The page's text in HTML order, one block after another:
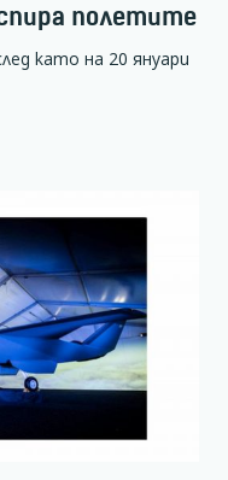
спира полетите
като на 20 януари